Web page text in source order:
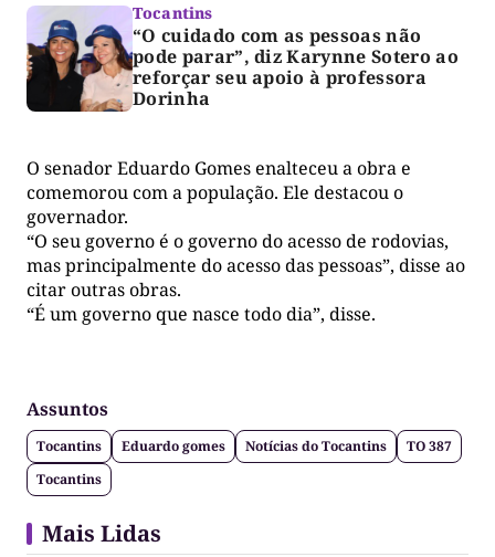
Tocantins
“O cuidado com as pessoas não
pode parar”, diz Karynne Sotero ao
reforçar seu apoio à professora
Dorinha
O senador Eduardo Gomes enalteceu a obra e
comemorou com a população. Ele destacou o
governador.
“O seu governo é o governo do acesso de rodovias,
mas principalmente do acesso das pessoas”, disse ao
citar outras obras.
“É um governo que nasce todo dia”, disse.
Assuntos
Tocantins Eduardo gomes Notícias do Tocantins
TO 387
Tocantins
Mais Lidas